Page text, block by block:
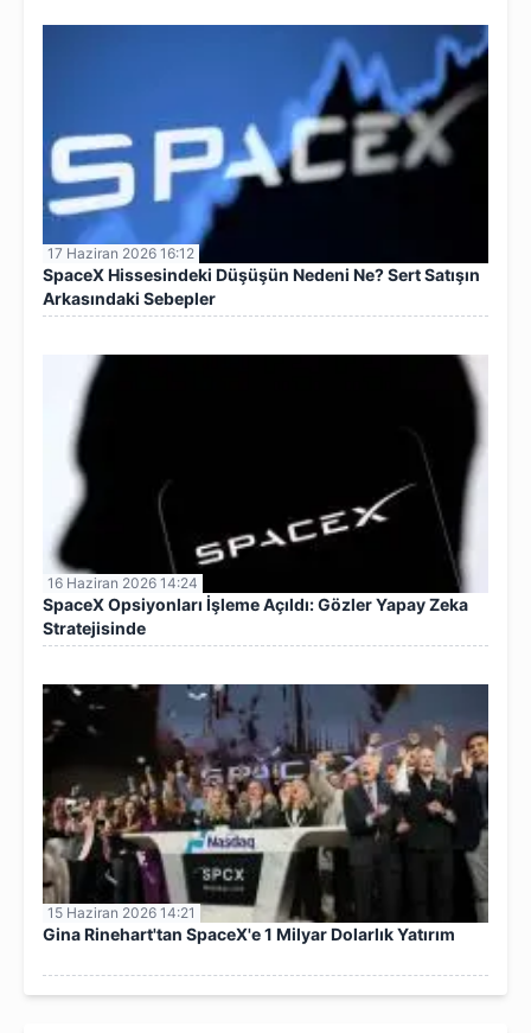
17 Haziran 2026 16:12
SpaceX Hissesindeki Düşüşün Nedeni Ne? Sert Satışın
Arkasındaki Sebepler
16 Haziran 2026 14:24
SpaceX Opsiyonları İşleme Açıldı: Gözler Yapay Zeka
Stratejisinde
15 Haziran 2026 14:21
Gina Rinehart'tan SpaceX'e 1 Milyar Dolarlık Yatırım